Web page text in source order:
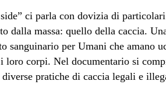
ci parla con dovizia di
dalla massa: quello della caccia.
sanguinario per Umani che amano
loro corpi. Nel documentario si
diverse pratiche di caccia legali e